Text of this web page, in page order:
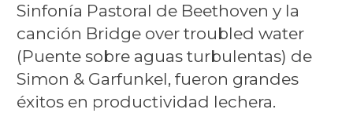
Sinfonía Pastoral de Beethoven y la
canción Bridge over troubled water
(Puente sobre aguas turbulentas) de
Simon & Garfunkel, fueron grandes
éxitos en productividad lechera.